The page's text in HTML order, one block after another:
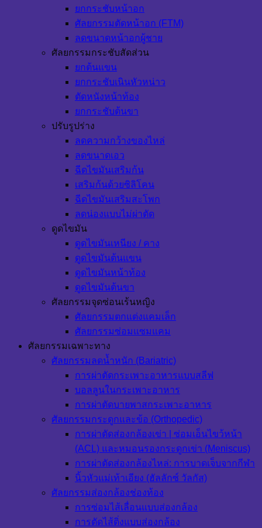
ยกกระชับหน้าอก
ศัลยกรรมตัดหน้าอก (FTM)
ลดขนาดหน้าอกผู้ชาย
ศัลยกรรมกระชับสัดส่วน
ยกต้นแขน
ยกกระชับเนินหัวหน่าว
ตัดหนังหน้าท้อง
ยกกระชับต้นขา
ปรับรูปร่าง
ลดความกว้างของไหล่
ลดขนาดเอว
ฉีดไขมันเสริมก้น
เสริมก้นด้วยซิลิโคน
ฉีดไขมันเสริมสะโพก
ลดน่องแบบไม่ผ่าตัด
ดูดไขมัน
ดูดไขมันเหนียง / คาง
ดูดไขมันต้นแขน
ดูดไขมันหน้าท้อง
ดูดไขมันต้นขา
ศัลยกรรมจุดซ่อนเร้นหญิง
ศัลยกรรมตกแต่งแคมเล็ก
ศัลยกรรมซ่อมแซมแคม
ศัลยกรรมเฉพาะทาง
ศัลยกรรมลดน้ำหนัก (Bariatric)
การผ่าตัดกระเพาะอาหารแบบสลีฟ
บอลลูนในกระเพาะอาหาร
การผ่าตัดบายพาสกระเพาะอาหาร
ศัลยกรรมกระดูกและข้อ (Orthopedic)
การผ่าตัดส่องกล้องเข่า | ซ่อมเอ็นไขว้หน้า
(ACL) และหมอนรองกระดูกเข่า (Meniscus)
การผ่าตัดส่องกล้องไหล่: การบาดเจ็บจากกีฬา
นิ้วหัวแม่เท้าเอียง (ฮัลลักซ์ วัลกัส)
ศัลยกรรมส่องกล้องช่องท้อง
การซ่อมไส้เลื่อนแบบส่องกล้อง
การตัดไส้ติ่งแบบส่องกล้อง